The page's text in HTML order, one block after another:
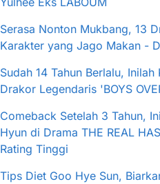
Serasa Nonton Mukbang, 13
Karakter yang Jago Makan -
Sudah 14 Tahun Berlalu,
Drakor Legendaris 'BOYS
Comeback Setelah 3 Tahun,
Hyun di Drama THE REAL
Rating Tinggi
Tips Diet Goo Hye Sun,